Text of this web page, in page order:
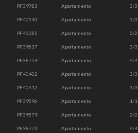
PF39783 Apartamento 3/3
PF40540 Apartamento 3/3
PF40085 Apartamento 2/2
PF39837 Apartamento 3/3
PF38759 Apartamento 4/4
PF40402 Apartamento 3/3
PF40412 Apartamento 3/3
PF39596 Apartamento 1/1
PF39579 Apartamento 2/2
PF38773 Apartamento 4/4